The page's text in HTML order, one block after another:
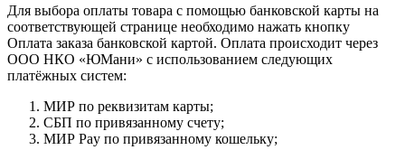
Для выбора оплаты товара с помощью банковской карты на
соответствующей странице необходимо нажать кнопку
Оплата заказа банковской картой. Оплата происходит через
ООО НКО «ЮМани» с использованием следующих
платёжных систем:
МИР по реквизитам карты;
СБП по привязанному счету;
МИР Pay по привязанному кошельку;